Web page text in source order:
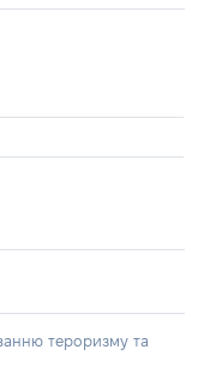
тероризму та